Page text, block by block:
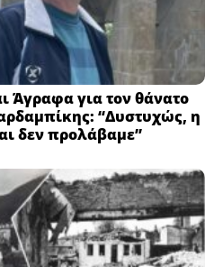
Άγραφα για τον θάνατο
“Δυστυχώς, η
δεν προλάβαμε”